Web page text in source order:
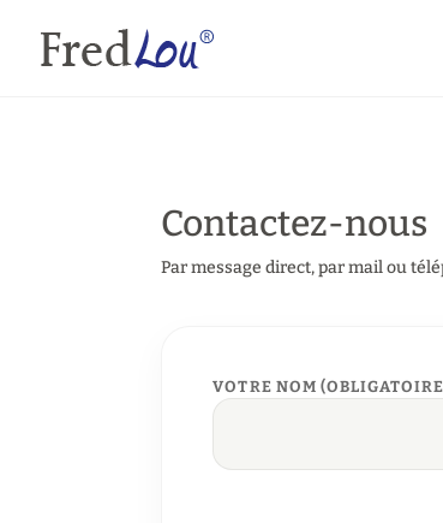
Contactez-nous
Par message direct, par mail ou
VOTRE NOM